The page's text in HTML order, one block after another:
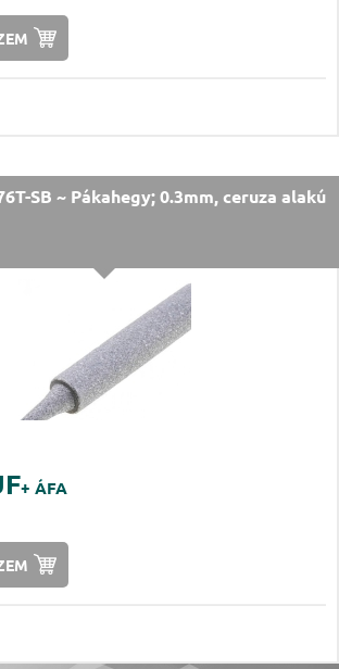
SB ~ Pákahegy; 0.3mm, ceruza alakú
+ ÁFA